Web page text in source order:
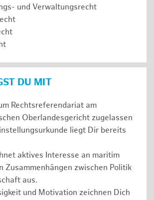
und Verwaltungsrecht
DU MIT
Rechtsreferendariat am
Oberlandesgericht zugelassen
liegt Dir bereits
aktives Interesse an maritim
Zusammenhängen zwischen Politik
aus.
und Motivation zeichnen Dich